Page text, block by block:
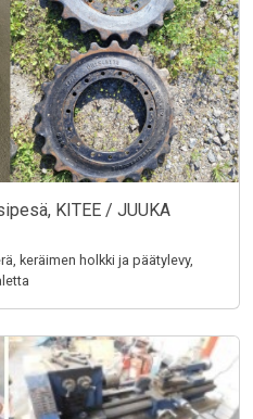
KITEE / JUUKA
keräimen holkki ja päätylevy,